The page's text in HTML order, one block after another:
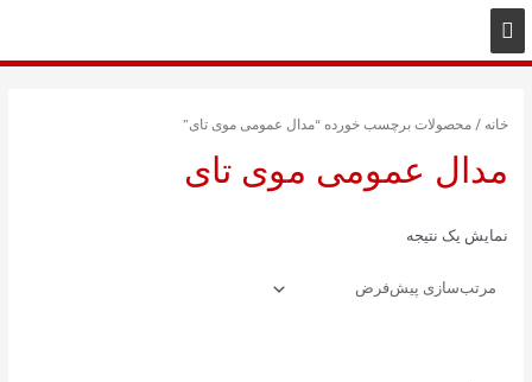
خانه / محصولات برچسب خورده “مدال عمومی موی تای”
مدال عمومی موی تای
نمایش یک نتیجه